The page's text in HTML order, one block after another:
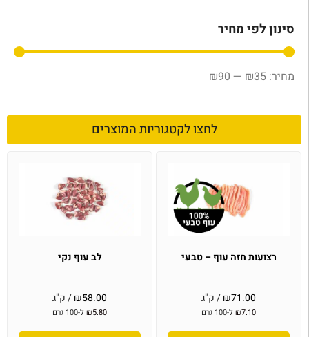
סינון לפי מחיר
₪35
—
₪90
לחצו לקטגוריות המוצרים
רצועות חזה עוף – טבעי
₪71.00 / ק"ג
₪7.10 ל-100 גרם
לב עוף נקי
₪58.00 / ק"ג
₪5.80 ל-100 גרם